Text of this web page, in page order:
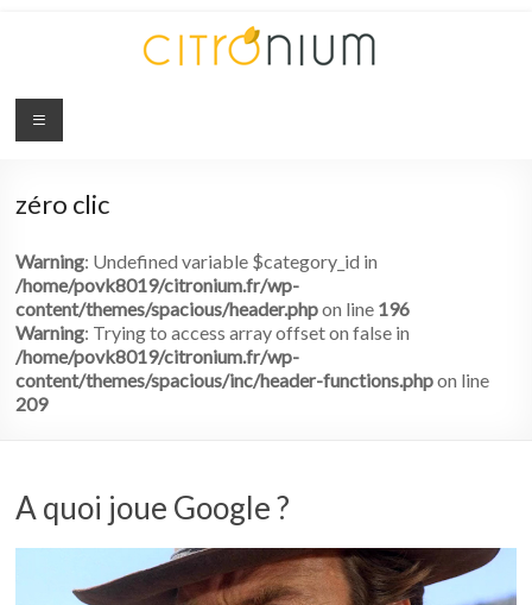
Citronium
Abonnez-
à
zéro clic
Warning: Undefined variable $category_id in
/home/povk8019/citronium.fr/wp-
content/themes/spacious/header.phpon line 196
Warning: Trying to access array offset on false in
/home/povk8019/citronium.fr/wp-
content/themes/spacious/inc/header-functions.phpon line
209
A quoi joue Google ?